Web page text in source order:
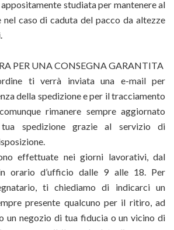
studiata per mantenere al
nel caso di caduta del pacco da altezze
PER UNA CONSEGNA GARANTITA
ti verrà inviata una e-mail per
della spedizione e per il tracciamento
rimanere sempre aggiornato
spedizione grazie al servizio di
effettuate nei giorni lavorativi, dal
orario d’ufficio dalle 9 alle 18. Per
ti chiediamo di indicarci un
presente qualcuno per il ritiro, ad
un negozio di tua fiducia o un vicino di